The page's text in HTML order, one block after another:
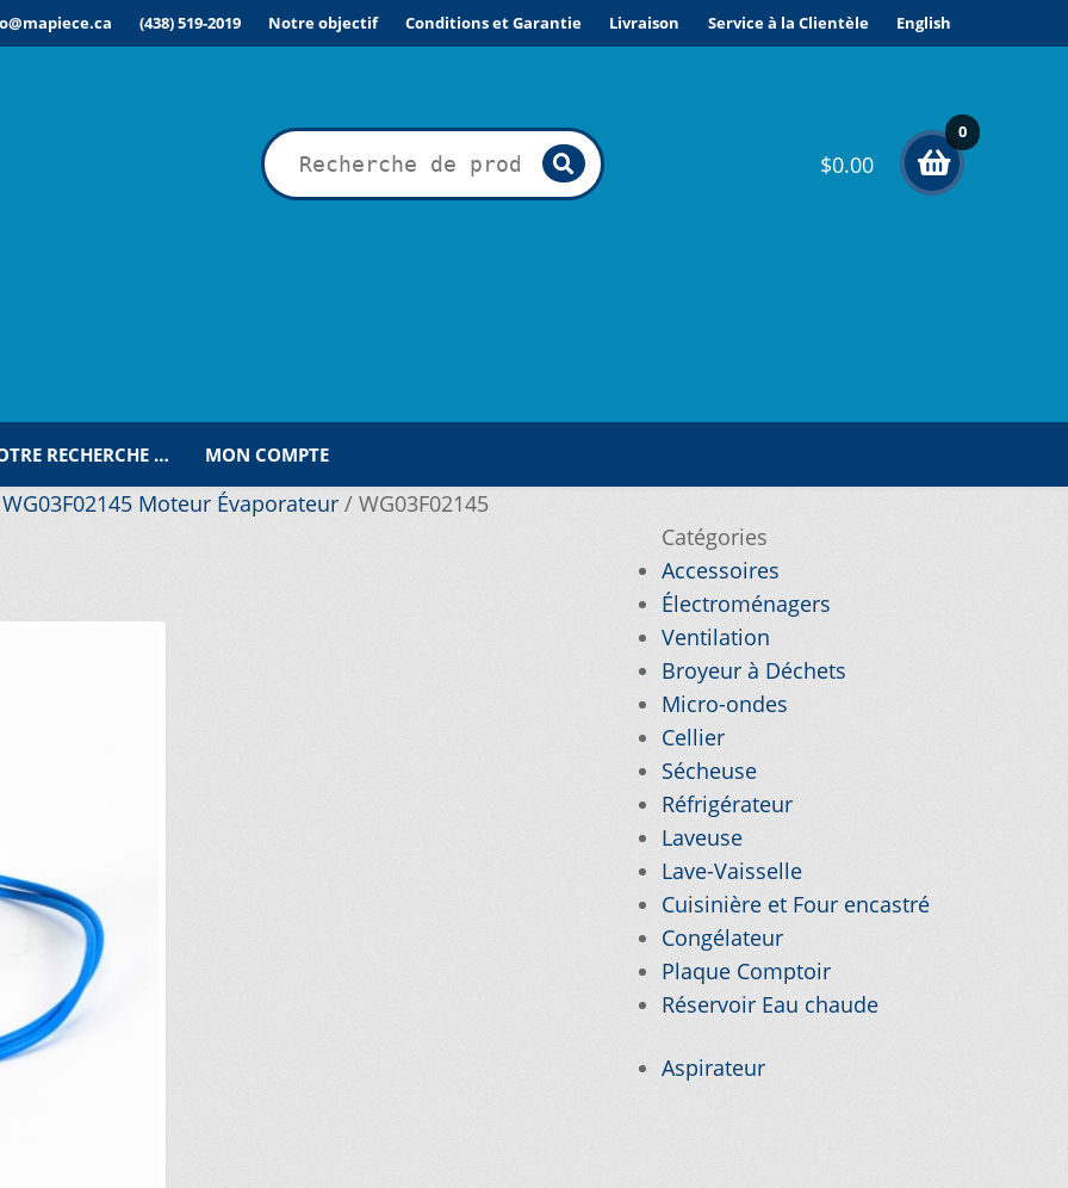
(438) 519-2019 Notre objectif Conditions et Garantie Livraison Service à la Clientèle English
$0.00
0
élé
RECHERCHE … MON COMPTE
POUR UNE RECHERCHE PERSONNALISÉE…COMMANDE
JOINDRE LE SERVICE À LA CLIENTÈLE
POUR QUEL TYPE D’APPAREIL ?
TRUCS ET ASTUCES
WG03F02145 Moteur Évaporateur/ WG03F02145
Catégories
Accessoires
Électroménagers
Ventilation
Broyeur à Déchets
Micro-ondes
Cellier
Sécheuse
Réfrigérateur
Laveuse
Lave-Vaisselle
Cuisinière et Four encastré
Congélateur
Plaque Comptoir
Réservoir Eau chaude
Aspirateur